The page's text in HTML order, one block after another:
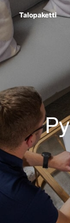
Talopaketti